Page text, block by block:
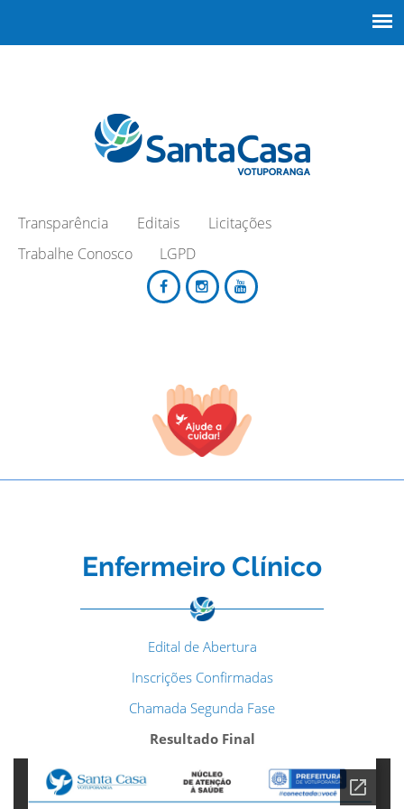
Transparência Editais
Licitações
Trabalhe Conosco
LGPD
TODOS OS CAMPOS SÃO OBRIGATÓRIOS.
Enfermeiro Clínico
Edital de Abertura
Inscrições Confirmadas
Chamada Segunda Fase
Resultado Final